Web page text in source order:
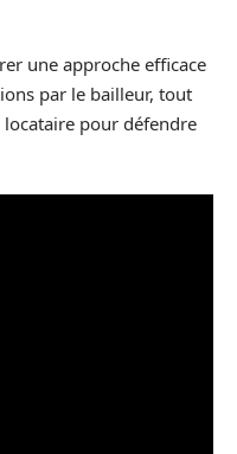
une approche efficace
par le bailleur, tout
pour défendre